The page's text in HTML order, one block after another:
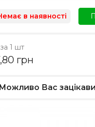
в наявності
1 шт
грн
Можливо Вас